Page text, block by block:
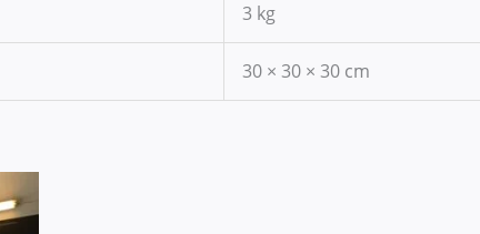
3 kg
30 × 30 × 30 cm